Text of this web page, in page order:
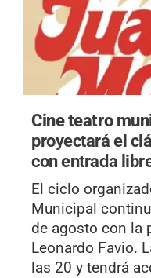
Cine teatro
proyectará el
con entrada
El ciclo
Municipal
de agosto con la
Leonardo Favio.
las 20 y tendrá